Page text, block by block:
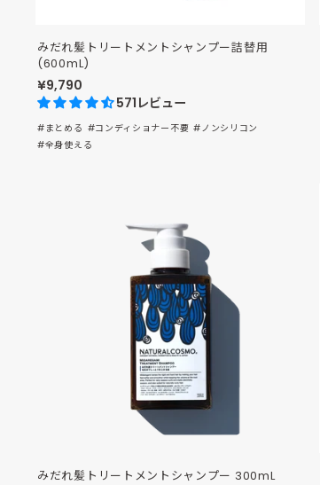
みだれ髪トリートメントシャンプー詰替用
(600mL)
¥9,790
571レビュー
#まとめる #コンディショナー不要 #ノンシリコン
#全身使える
みだれ髪トリートメントシャンプー 300mL